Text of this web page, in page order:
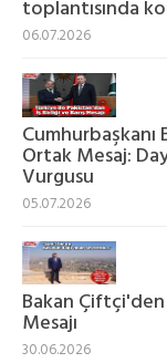
toplantısında
06.07.2026
Ortak Mesaj:
Vurgusu
05.07.2026
Bakan Çiftçi'den
Mesajı
30.06.2026